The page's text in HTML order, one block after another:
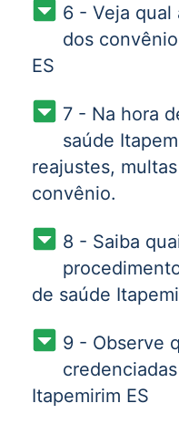
6 - Veja qual
dos
ES
7 - Na hora
saúde
reajustes,
convênio.
8 - Saiba
de saúde
9 - Observe
Itapemirim ES